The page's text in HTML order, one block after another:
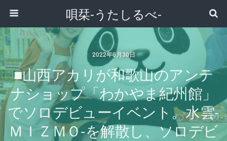
唄栞-うたしるべ-
2022年6月30日
■山西アカリが和歌山のアンテ
ナショップ「わかやま紀州館」
でソロデビューイベント。水雲-
ＭＩＺＭＯ-を解散し、ソロデビ